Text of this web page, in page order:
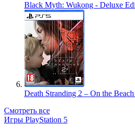
Black Myth: Wukong - Deluxe
Death Stranding 2 – On the
Смотреть все
Игры PlayStation 5